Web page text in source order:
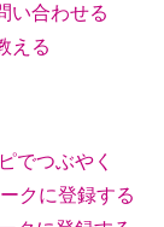
い合わせる
える
でつぶやく
クに登録する